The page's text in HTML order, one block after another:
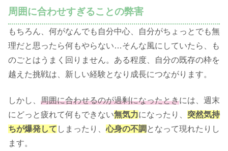
周囲に合わせすぎることの弊害
もちろん、何がなんでも自分中心、自分がちょっとでも無
理だと思ったら何もやらない…そんな風にしていたら、も
のごとはうまく回りません。ある程度、自分の既存の枠を
越えた挑戦は、新しい経験となり成長につながります。
しかし、 周囲に合わせるのが過剰になったときには、週末
にどっと疲れて何もできない無気力になったり、 突然気持
ちが爆発して しまったり、心身の不調 となって現れたりし
ます。